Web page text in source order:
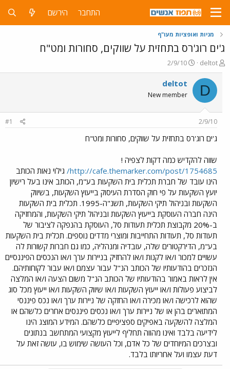
התחבר הירשם
מניות ואופציות מעו"ף
ג'ים רוג'רס בתחזית על שווקים, סחורות ומט"ח
פ
ו
ת
ח
ה
ו
ש
א
deltot
פ
ו
ר
ם
ר
2/9/10
D
deltot
New member
2/9/10
#1
ג'ים רוג'רס בתחזית על שווקים, סחורות ומט"ח
שווה להקדיש כמה דקות לצפיה !
http://cafe.themarker.com/post/1754685/ גילוי נאות הכותב
הינו עובד של חברת תכלית בית השקעות בע"מ, הכותב אינו בעל רישיון
יועץ השקעות על פי חוק הסדרת העיסוק בייעוץ השקעות, בשיווק
השקעות ובניהול תיקי השקעות, תשנ"ה-1995. תכלית בית השקעות
הינה חברה העוסקת בייעוץ השקעות ובניהול תיקי השקעות, והמחזיקה
ב-20% מקבוצת תכלית תעודות סל, העוסקת בהנפקה לציבור של
תעודות סל, תעודות התחייבות ומוצרי מדדים נוספים. תכלית בית השקעות
בע"מ, הדירקטורים שלה, עובדיה ומנהליה, כמו גם חברות קשורות לה
עשויים למכור ו/או לקנות ו/או להחזיק בניירות ערך ו/או הנכסים הפיננסיים
הנזכרים בהודעותיו של הכותב הנ"ל עבור עצמם ו/או עבור לקוחותיהם.
אין לראות באמור בהודעותיו של הכותב הנ"ל משום הצעה ו/או המלצה
לביצוע פעולות ו/או ייעוץ השקעות ו/או שיווק השקעות ו/או ייעוץ מכל סוג
שהוא לרכישה ו/או מכירה ו/או החזקה של ניירות ערך ו/או נכס פיננסי
המתוארים בהן או של ניירות ערך ו/או נכסים פיננסים אחרים כלשהם או
המלצה להשקעה באפיקים ספציפיים כלשהם. המידע המוצג הינו
לידיעה בלבד ואינו מהווה תחליף לייעוץ מקצועי המתחשב בנתונים
ובצרכים המיוחדים של כל אדם, וכל העושה שימוש בו, עושה זאת על
דעת עצמו ועל אחריותו בלבד.